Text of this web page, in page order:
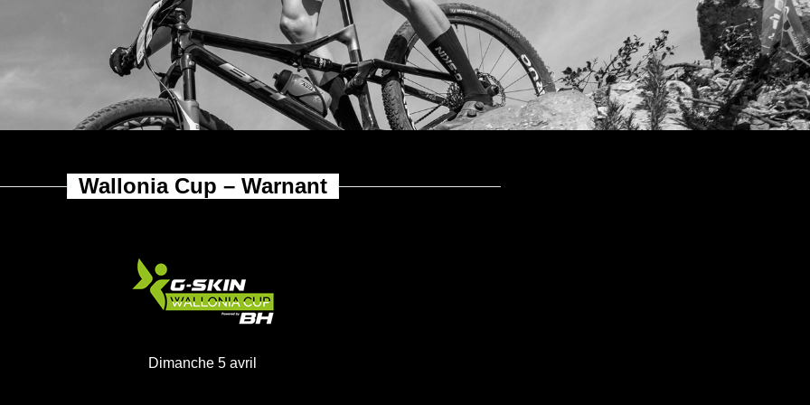
Cup & BH Kid's
Challenge
Wallonia Cup – Warnant
Dimanche 5 avril